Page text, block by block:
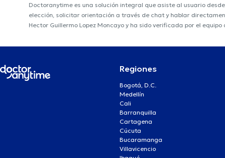
Doctoranytime es una solución integral que asiste al usuario
elección, solicitar orientación a través de chat y hablar
Hector Guillermo Lopez Moncayo y ha sido verificada por el equipo
Regiones
Bogotá, D.C.
Medellín
Cali
Barranquilla
Cartagena
Cúcuta
Bucaramanga
Villavicencio